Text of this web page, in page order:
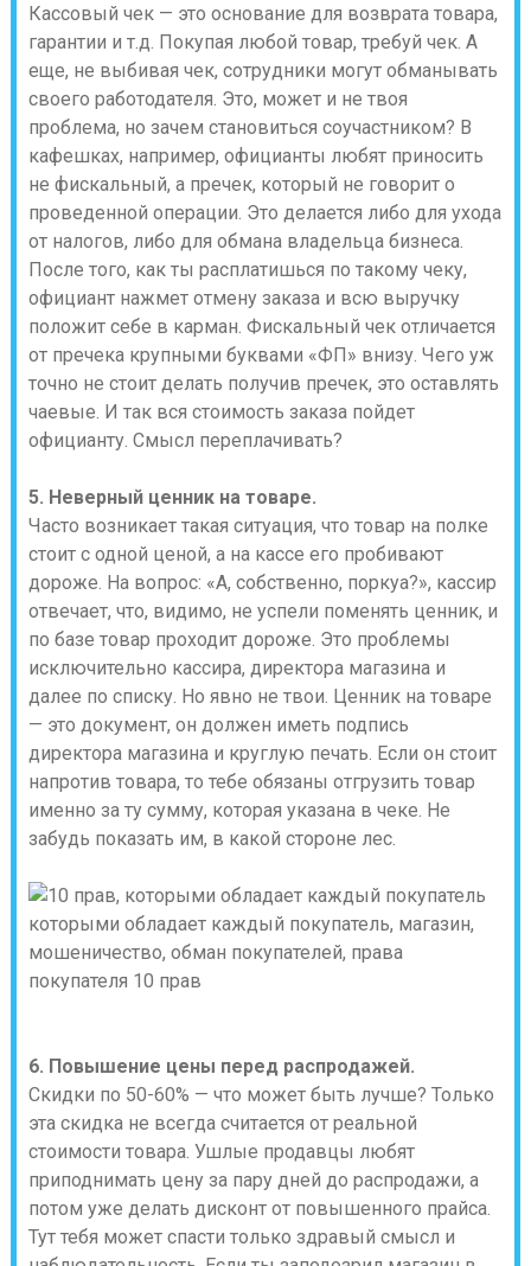
Кассовый чек — это основание для возврата товара,
гарантии и т.д. Покупая любой товар, требуй чек. А
еще, не выбивая чек, сотрудники могут обманывать
своего работодателя. Это, может и не твоя
проблема, но зачем становиться соучастником? В
кафешках, например, официанты любят приносить
не фискальный, а пречек, который не говорит о
проведенной операции. Это делается либо для ухода
от налогов, либо для обмана владельца бизнеса.
После того, как ты расплатишься по такому чеку,
официант нажмет отмену заказа и всю выручку
положит себе в карман. Фискальный чек отличается
от пречека крупными буквами «ФП» внизу. Чего уж
точно не стоит делать получив пречек, это оставлять
чаевые. И так вся стоимость заказа пойдет
официанту. Смысл переплачивать?
5. Неверный ценник на товаре.
Часто возникает такая ситуация, что товар на полке
стоит с одной ценой, а на кассе его пробивают
дороже. На вопрос: «А, собственно, поркуа?», кассир
отвечает, что, видимо, не успели поменять ценник, и
по базе товар проходит дороже. Это проблемы
исключительно кассира, директора магазина и
далее по списку. Но явно не твои. Ценник на товаре
— это документ, он должен иметь подпись
директора магазина и круглую печать. Если он стоит
напротив товара, то тебе обязаны отгрузить товар
именно за ту сумму, которая указана в чеке. Не
забудь показать им, в какой стороне лес.
6. Повышение цены перед распродажей.
Скидки по 50-60% — что может быть лучше? Только
эта скидка не всегда считается от реальной
стоимости товара. Ушлые продавцы любят
приподнимать цену за пару дней до распродажи, а
потом уже делать дисконт от повышенного прайса.
Тут тебя может спасти только здравый смысл и